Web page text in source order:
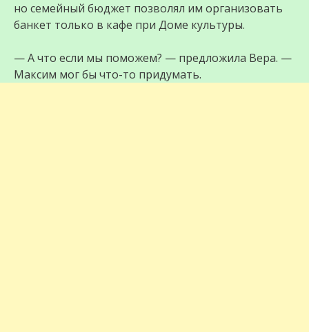
но семейный бюджет позволял им организовать
банкет только в кафе при Доме культуры.
— А что если мы поможем? — предложила Вера. —
Максим мог бы что-то придумать.